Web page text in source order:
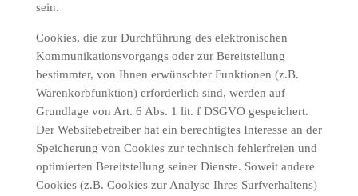
sein.
Cookies, die zur Durchführung des elektronischen
Kommunikationsvorgangs oder zur Bereitstellung
bestimmter, von Ihnen erwünschter Funktionen (z.B.
Warenkorbfunktion) erforderlich sind, werden auf
Grundlage von Art. 6 Abs. 1 lit. f DSGVO gespeichert.
Der Websitebetreiber hat ein berechtigtes Interesse an der
Speicherung von Cookies zur technisch fehlerfreien und
optimierten Bereitstellung seiner Dienste. Soweit andere
Cookies (z.B. Cookies zur Analyse Ihres Surfverhaltens)